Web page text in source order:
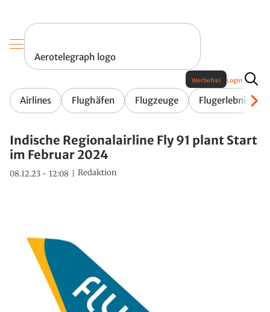
Aerotelegraph logo
Airlines Flughäfen Flugzeuge Flugerlebnis
Werbefrei Login
Indische Regionalairline Fly 91 plant Start
im Februar 2024
08.12.23 - 12:08 Redaktion